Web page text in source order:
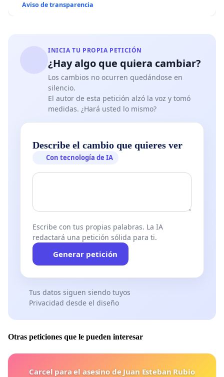
Aviso de transparencia
INICIA TU PROPIA PETICIÓN
¿Hay algo que quiera cambiar?
Los cambios no ocurren quedándose en
silencio.
El autor de esta petición alzó la voz y tomó
medidas. ¿Hará usted lo mismo?
Describe el cambio que quieres ver
Con tecnología de IA
Escribe con tus propias palabras. La IA
redactará una petición sólida para ti.
Generar petición
Tus datos siguen siendo tuyos
Privacidad desde el diseño
Otras peticiones que le pueden interesar
Carcel para el asesino de Juan Esteban Rubio